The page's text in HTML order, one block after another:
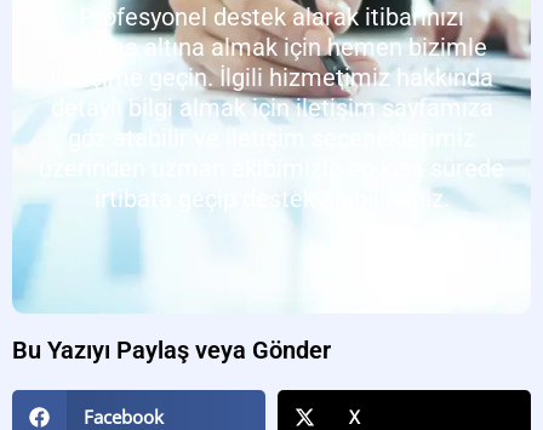
Profesyonel destek alarak itibarınızı
koruma altına almak için hemen bizimle
iletişime geçin. İlgili hizmetimiz hakkında
detaylı bilgi almak için iletişim sayfamıza
göz atabilir ve iletişim seçeneklerimiz
üzerinden uzman ekibimizle en kısa sürede
irtibata geçip destek alabilirsiniz.
Bu Yazıyı Paylaş veya Gönder
Facebook X